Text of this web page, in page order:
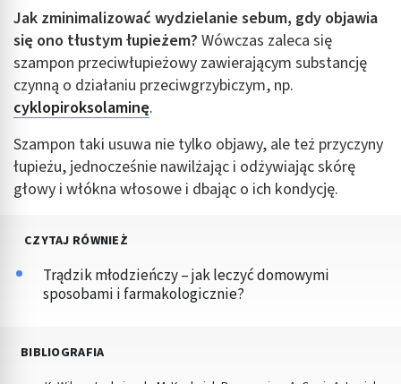
Jak zminimalizować wydzielanie sebum, gdy objawia
się ono tłustym łupieżem? Wówczas zaleca się
szampon przeciwłupieżowy zawierającym substancję
czynną o działaniu przeciwgrzybiczym, np.
cyklopiroksolaminę.
Szampon taki usuwa nie tylko objawy, ale też przyczyny
łupieżu, jednocześnie nawilżając i odżywiając skórę
głowy i włókna włosowe i dbając o ich kondycję.
CZYTAJ RÓWNIEŻ
Trądzik młodzieńczy – jak leczyć domowymi
sposobami i farmakologicznie?
BIBLIOGRAFIA